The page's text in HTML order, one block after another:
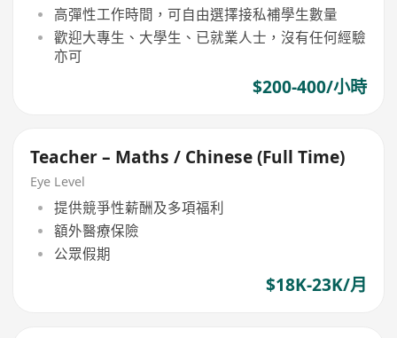
高彈性工作時間，可自由選擇接私補學生數量
歡迎大專生、大學生、已就業人士，沒有任何經驗
亦可
$200-400/小時
Teacher – Maths / Chinese (Full Time)
Eye Level
提供競爭性薪酬及多項福利
額外醫療保險
公眾假期
$18K-23K/月